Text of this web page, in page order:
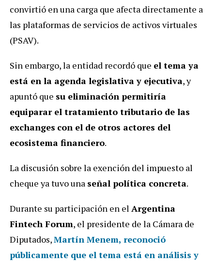
convirtió en una carga que afecta directamente a
las plataformas de servicios de activos virtuales
(PSAV).
Sin embargo, la entidad recordó que el tema ya
está en la agenda legislativa y ejecutiva, y
apuntó que su eliminación permitiría
equiparar el tratamiento tributario de las
exchanges con el de otros actores del
ecosistema financiero.
La discusión sobre la exención del impuesto al
cheque ya tuvo una señal política concreta.
Durante su participación en el Argentina
Fintech Forum, el presidente de la Cámara de
Diputados,Martín Menem, reconoció
públicamente que el tema está en análisis y